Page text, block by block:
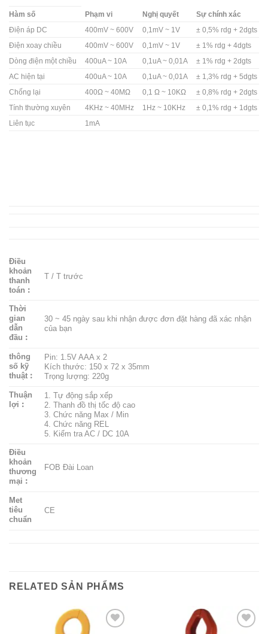
Hàm số Phạm vi Nghị quyết
Sự chính xác
Điện áp DC
400mV ~ 600V 0,1mV ~ 1V
± 0,5% rdg + 2dgts
Điện xoay chiều
400mV ~ 600V 0,1mV ~ 1V
± 1% rdg + 4dgts
Dòng điện một chiều
400uA ~ 10A 0,1uA ~ 0,01A
± 1% rdg + 2dgts
AC hiện tại
400uA ~ 10A 0,1uA ~ 0,01A
± 1,3% rdg + 5dgts
Chống lại
400Ω ~ 40MΩ 0,1 Ω ~ 10KΩ
± 0,8% rdg + 2dgts
Tính thường xuyên
4KHz ~ 40MHz 1Hz ~ 10KHz
± 0,1% rdg + 1dgts
Liên tục
1mA
Điều
khoản
thanh
toán︰
T / T trước
Thời
gian
dẫn
đầu︰
30 ~ 45 ngày sau khi nhận được đơn đặt hàng đã xác nhận
của bạn
thông
số kỹ
thuật︰
Pin: 1.5V AAA x 2
Kích thước: 150 x 72 x 35mm
Trọng lượng: 220g
Thuận
lợi︰
1. Tự động sắp xếp
2. Thanh đồ thị tốc độ cao
3. Chức năng Max / Min
4. Chức năng REL
5. Kiểm tra AC / DC 10A
Điều
khoản
thương
mại︰
FOB Đài Loan
Met
tiêu
chuẩn
CE
RELATED SẢN PHẨMS